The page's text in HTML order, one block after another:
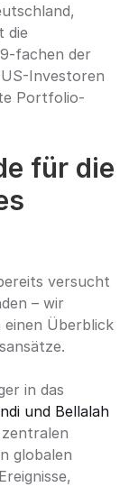
die
fachen der
Investoren
Portfolio-
für die
versucht
– wir
einen Überblick
in das
und Bellalah
globalen